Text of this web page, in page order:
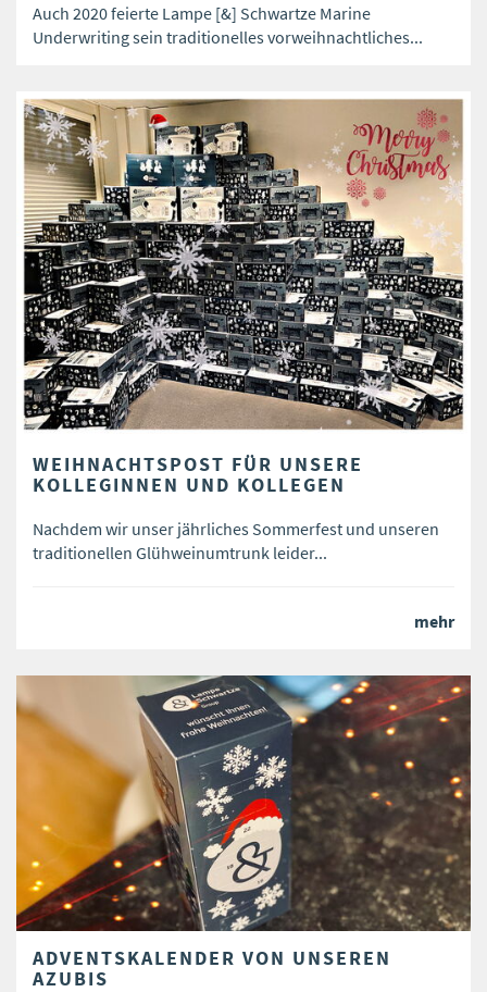
Auch 2020 feierte Lampe [&] Schwartze Marine
Underwriting sein traditionelles vorweihnachtliches...
WEIHNACHTSPOST FÜR UNSERE
KOLLEGINNEN UND KOLLEGEN
Nachdem wir unser jährliches Sommerfest und unseren
traditionellen Glühweinumtrunk leider...
mehr
ADVENTSKALENDER VON UNSEREN
AZUBIS